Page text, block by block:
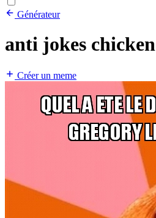
Générateur
anti jokes chicken
Créer un meme